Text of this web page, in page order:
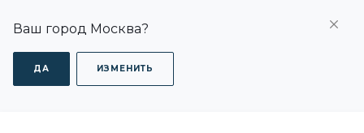
Ваш город Москва?
ДА ИЗМЕНИТЬ